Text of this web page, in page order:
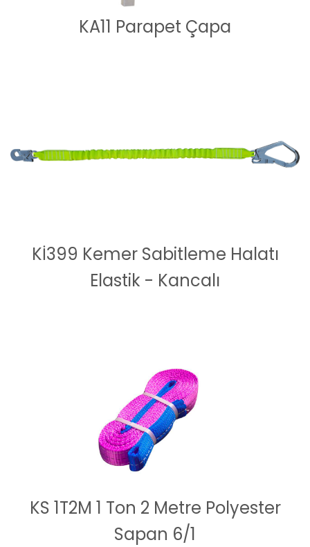
KA11 Parapet Çapa
Kİ399 Kemer Sabitleme Halatı
Elastik - Kancalı
KS 1T2M 1 Ton 2 Metre Polyester
Sapan 6/1